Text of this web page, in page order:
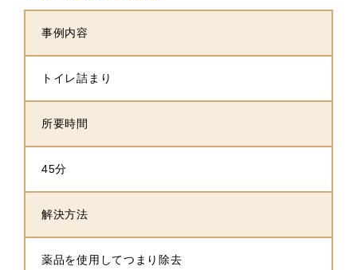
事例内容
トイレ詰まり
所要時間
45分
解決方法
薬品を使用してつまり除去